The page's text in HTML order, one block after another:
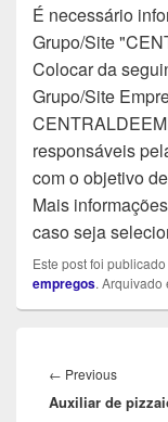
É necessário
Grupo/Site
Colocar da
Grupo/Site
responsáveis
com o objetivo
Mais
caso seja
Este post foi
empregos. Arquivado
de
Post
← PreviousPrevious
post:
Auxiliar de